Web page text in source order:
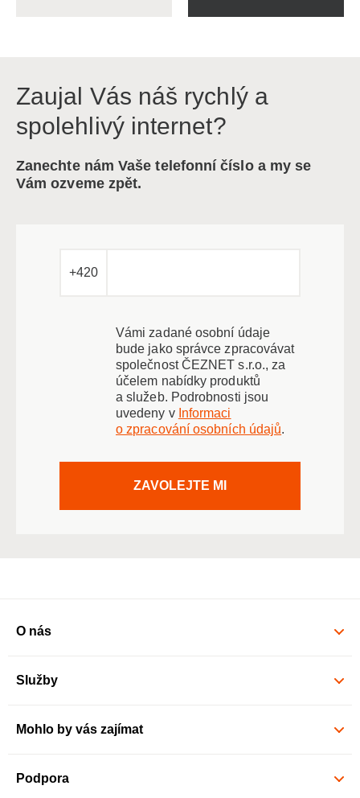
Zaujal Vás náš rychlý a
spolehlivý internet?
Zanechte nám Vaše telefonní číslo a my se
Vám ozveme zpět.
+420
Vámi zadané osobní údaje
bude jako správce zpracovávat
společnost ČEZNET s.r.o., za
účelem nabídky produktů
a služeb. Podrobnosti jsou
uvedeny v Informaci
o zpracování osobních údajů.
ZAVOLEJTE MI
O nás
Služby
Mohlo by vás zajímat
Podpora